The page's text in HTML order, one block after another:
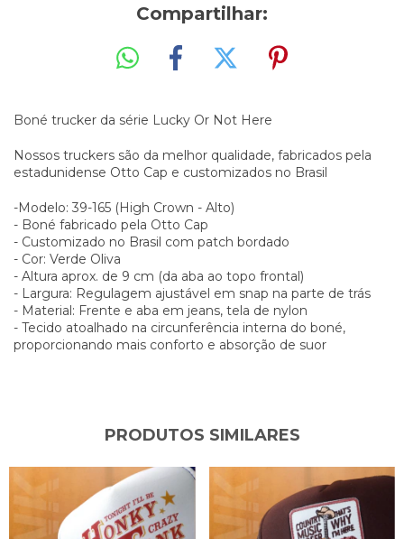
Compartilhar:
Boné trucker da série Lucky Or Not Here
Nossos truckers são da melhor qualidade, fabricados pela
estadunidense Otto Cap e customizados no Brasil
-Modelo: 39-165 (High Crown - Alto)
- Boné fabricado pela Otto Cap
- Customizado no Brasil com patch bordado
- Cor: Verde Oliva
- Altura aprox. de 9 cm (da aba ao topo frontal)
- Largura: Regulagem ajustável em snap na parte de trás
- Material: Frente e aba em jeans, tela de nylon
- Tecido atoalhado na circunferência interna do boné,
proporcionando mais conforto e absorção de suor
PRODUTOS SIMILARES